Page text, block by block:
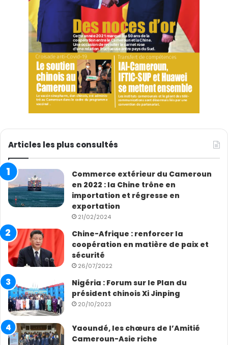
Articles les plus consultés
Commerce extérieur du Cameroun
en 2022 : la Chine trône en
importation et régresse en
exportation
21/02/2024
Chine-Afrique : renforcer la
coopération en matière de paix et
sécurité
26/07/2022
Nigéria : Forum sur le Plan du
président chinois Xi Jinping
20/10/2023
Yaoundé, les chœurs de l’Amitié
Cameroun-Asie riche